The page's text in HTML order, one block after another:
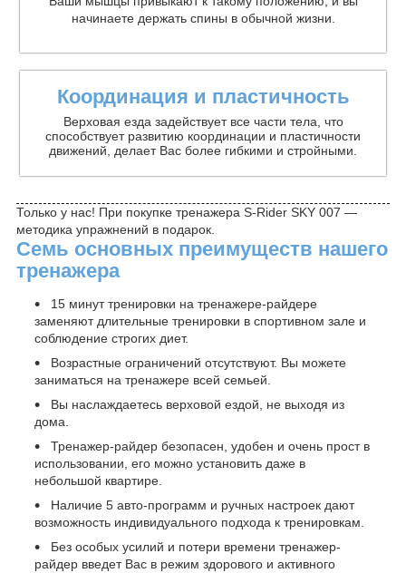
начинаете держать спины в обычной жизни.
Координация и пластичность
Верховая езда задействует все части тела, что
способствует развитию координации и пластичности
движений, делает Вас более гибкими и стройными.
Только у нас! При покупке тренажера S-Rider SKY 007 ―
методика упражнений в подарок.
Семь основных преимуществ нашего
тренажера
15 минут тренировки на тренажере-райдере
заменяют длительные тренировки в спортивном зале и
соблюдение строгих диет.
Возрастные ограничений отсутствуют. Вы можете
заниматься на тренажере всей семьей.
Вы наслаждаетесь верховой ездой, не выходя из
дома.
Тренажер-райдер безопасен, удобен и очень прост в
использовании, его можно установить даже в
небольшой квартире.
Наличие 5 авто-программ и ручных настроек дают
возможность индивидуального подхода к тренировкам.
Без особых усилий и потери времени тренажер-
райдер введет Вас в режим здорового и активного